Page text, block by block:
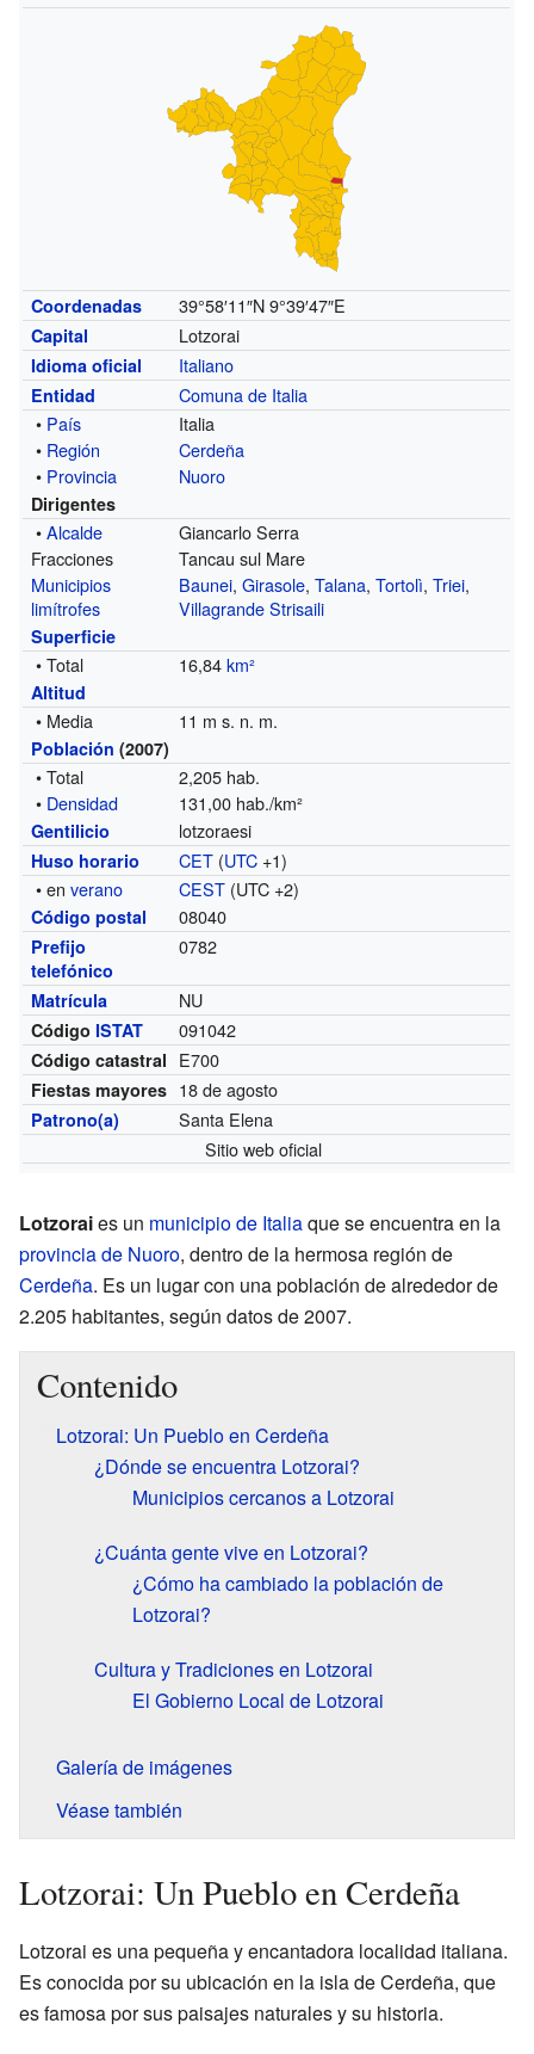
Coordenadas 39°58′11″N 9°39′47″E
Capital Lotzorai
Idioma oficial Italiano
Entidad
Comuna de Italia
• País
Italia
• Región
Cerdeña
• Provincia Nuoro
Dirigentes
•Alcalde
Giancarlo Serra
Fracciones
Tancau sul Mare
Municipios
limítrofes
Baunei,Girasole,Talana,Tortolì,Triei,
Villagrande Strisaili
Superficie
• Total 16,84km²
Altitud
• Media 11 m s. n. m.
Población (2007)
• Total
2,205 hab.
• Densidad 131,00 hab./km²
Gentilicio lotzoraesi
Huso horario CET (UTC +1)
• enverano CEST (UTC +2)
Código postal 08040
Prefijo
telefónico
0782
Matrícula NU
Código ISTAT 091042
Código catastral E700
Fiestas mayores 18 de agosto
Patrono(a)
Santa Elena
Sitio web oficial
Lotzoraies un municipio de Italiaque se encuentra en la
provincia de Nuoro, dentro de la hermosa región de
Cerdeña. Es un lugar con una población de alrededor de
2.205 habitantes, según datos de 2007.
Contenido
Lotzorai: Un Pueblo en Cerdeña
¿Dónde se encuentra Lotzorai?
Municipios cercanos a Lotzorai
¿Cuánta gente vive en Lotzorai?
¿Cómo ha cambiado la población de
Lotzorai?
Cultura y Tradiciones en Lotzorai
El Gobierno Local de Lotzorai
Galería de imágenes
Véase también
Lotzorai: Un Pueblo en Cerdeña
Lotzorai es una pequeña y encantadora localidad italiana.
Es conocida por su ubicación en la isla de Cerdeña, que
es famosa por sus paisajes naturales y su historia.